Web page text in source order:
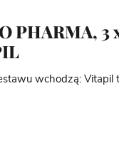
PHARMA, 3
wchodzą: Vitapil